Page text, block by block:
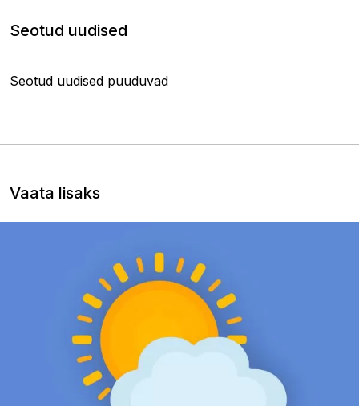
Seotud uudised
Seotud uudised puuduvad
Vaata lisaks